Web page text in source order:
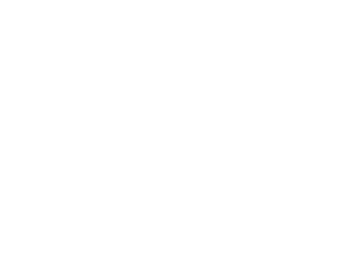
our website. By continuing to browse this website, you
cookies, you can access our